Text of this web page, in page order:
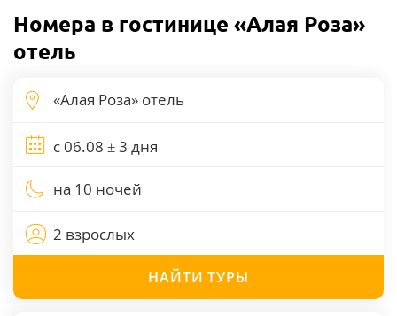
Номера в гостинице «Алая Роза»
отель
на 10 ночей
2 взрослых
НАЙТИ ТУРЫ